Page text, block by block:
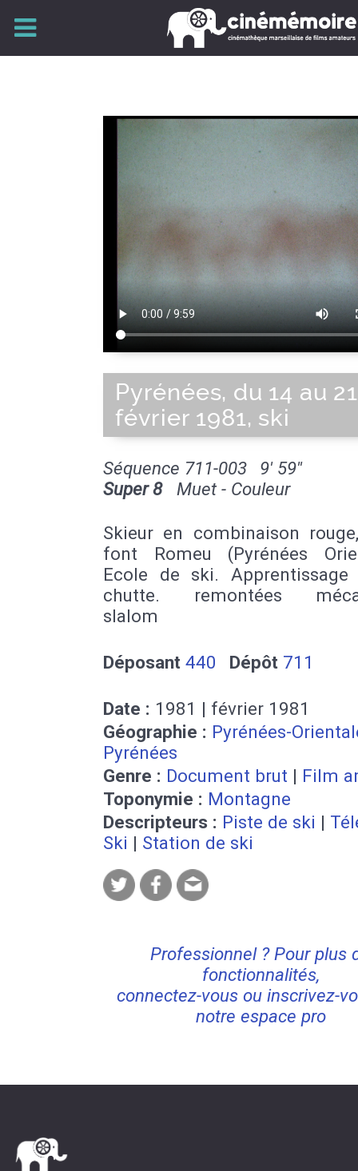
Pyrénées, du 14 au 21
février 1981, ski
Séquence 711-003
9' 59''
Super 8Muet - Couleur
Skieur en combinaison
font Romeu (Pyrénées
Ecole de ski.
chutte. remontées
slalom
Déposant 440 Dépôt 711
Date : 1981 | février 1981
Géographie : Pyrénées-
Pyrénées
Genre : Document brut | Film
Toponymie : Montagne
Descripteurs : Piste de ski |
Ski | Station de ski
Professionnel ? Pour plus
fonctionnalités,
connectez-vous ou inscrivez-
notre espace pro